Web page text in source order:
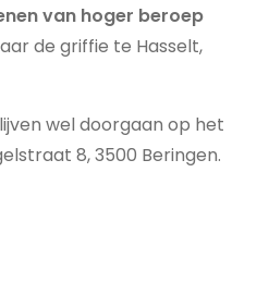
van hoger beroep
de griffie te Hasselt,
wel doorgaan op het
8, 3500 Beringen.